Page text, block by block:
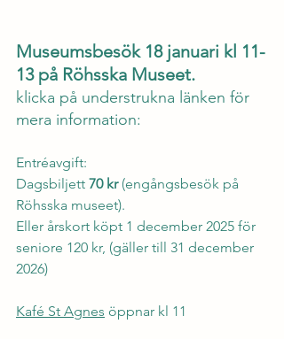
Museumsbesök 18 januari kl 11-
13 på Röhsska Museet.
klicka på understrukna länken för
mera information:
Entréavgift:
Dagsbiljett 70 kr (engångsbesök på
Röhsska museet).
Eller årskort köpt 1 december 2025 för
seniore 120 kr, (gäller till 31 december
2026)
Kafé St Agnes öppnar kl 11